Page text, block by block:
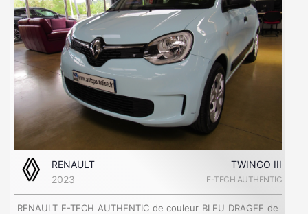
RENAULT
TWINGO III
2023
E-TECH AUTHENTIC
RENAULT E-TECH AUTHENTIC de couleur BLEU DRAGEE de